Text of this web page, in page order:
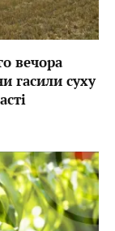
вечора
гасили суху